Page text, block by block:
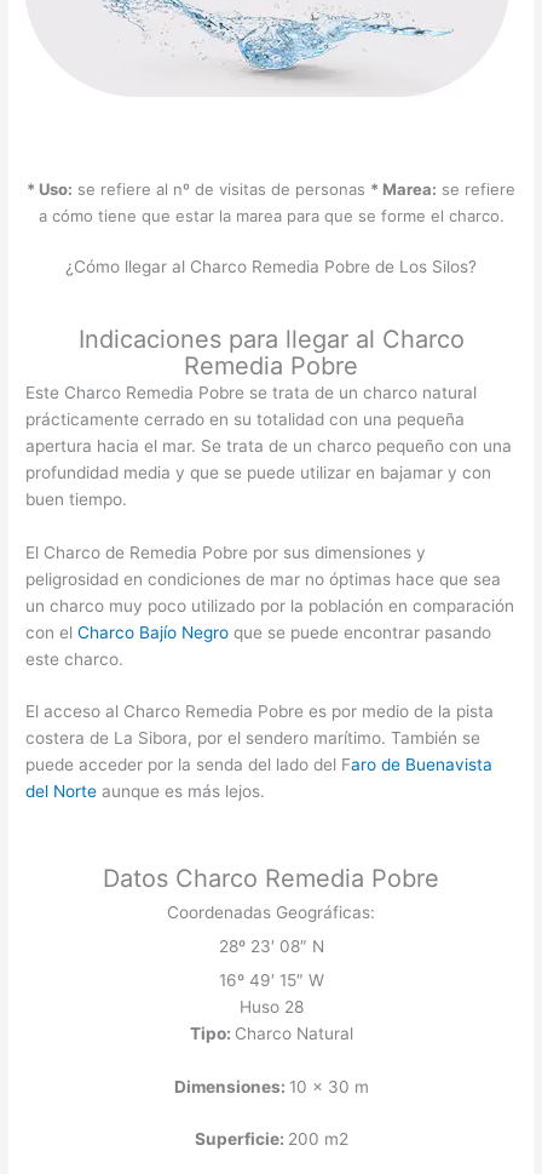
* Uso: se refiere al nº de visitas de personas * Marea: se refiere
a cómo tiene que estar la marea para que se forme el charco.
¿Cómo llegar al Charco Remedia Pobre de Los Silos?
Indicaciones para llegar al Charco
Remedia Pobre
Este Charco Remedia Pobre se trata de un charco natural
prácticamente cerrado en su totalidad con una pequeña
apertura hacia el mar. Se trata de un charco pequeño con una
profundidad media y que se puede utilizar en bajamar y con
buen tiempo.
El Charco de Remedia Pobre por sus dimensiones y
peligrosidad en condiciones de mar no óptimas hace que sea
un charco muy poco utilizado por la población en comparación
con elCharco Bajío Negro que se puede encontrar pasando
este charco.
El acceso al Charco Remedia Pobre es por medio de la pista
costera de La Sibora, por el sendero marítimo. También se
puede acceder por la senda del lado del Faro de Buenavista
del Norte aunque es más lejos.
Datos Charco Remedia Pobre
Coordenadas Geográficas:
28º 23′ 08″ N
16º 49′ 15″ W
Huso 28
Tipo: Charco Natural
Dimensiones: 10 x 30 m
Superficie: 200 m2